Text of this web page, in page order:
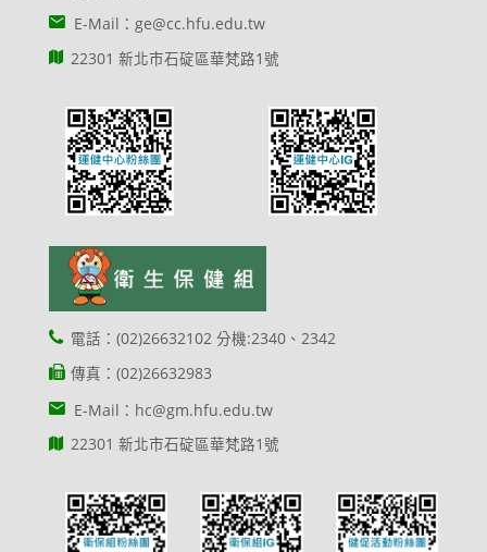
E-Mail：ge@cc.hfu.edu.tw
22301 新北市石碇區華梵路1號
電話：(02)26632102 分機:2340、2342
傳真：(02)26632983
E-Mail：hc@gm.hfu.edu.tw
22301 新北市石碇區華梵路1號